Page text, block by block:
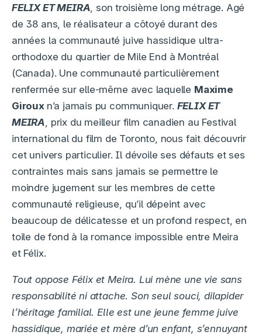
FELIX ET MEIRA , son troisième long métrage. Agé
de 38 ans, le réalisateur a côtoyé durant des
années la communauté juive hassidique ultra-
orthodoxe du quartier de Mile End à Montréal
(Canada). Une communauté particulièrement
renfermée sur elle-même avec laquelle Maxime
Giroux n’a jamais pu communiquer. FELIX ET
MEIRA , prix du meilleur film canadien au Festival
international du film de Toronto, nous fait découvrir
cet univers particulier. Il dévoile ses défauts et ses
contraintes mais sans jamais se permettre le
moindre jugement sur les membres de cette
communauté religieuse, qu’il dépeint avec
beaucoup de délicatesse et un profond respect, en
toile de fond à la romance impossible entre Meira
et Félix.
Tout oppose Félix et Meira. Lui mène une vie sans
responsabilité ni attache. Son seul souci, dilapider
l’héritage familial. Elle est une jeune femme juive
hassidique, mariée et mère d’un enfant, s’ennuyant